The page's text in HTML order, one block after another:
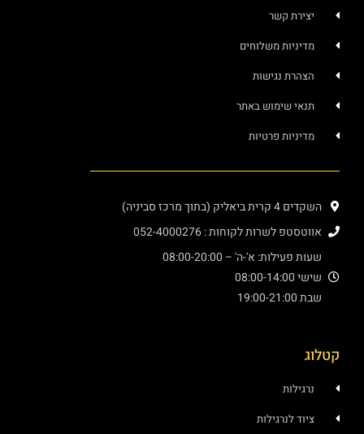
יצירת קשר
מדיניות משלוחים
הצהרת נגישות
תנאי שימוש באתר
מדיניות פרטיות
השקדים 4 קרית ביאליק (בתוך מרכז סביניה)
אווטסטפ לשרות לקוחות : 052-4000276
שעות פעילות: א'-ה' – 08:00-20:00
שישי 08:00-14:00
נרגילות
ציוד לנרגילות